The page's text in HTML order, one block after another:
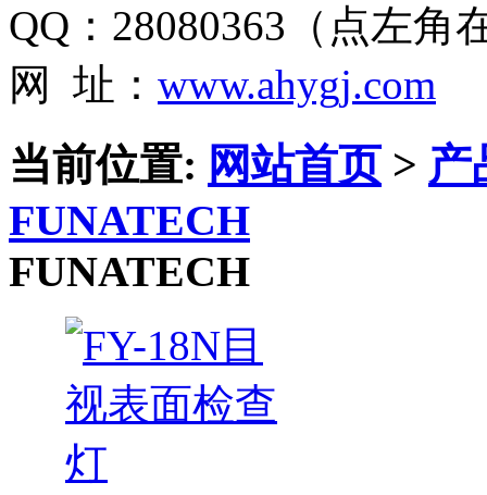
QQ：28080363（点左角
网 址： www.ahygj.com
当前位置: 网站首页> 产
FUNATECH
FUNATECH